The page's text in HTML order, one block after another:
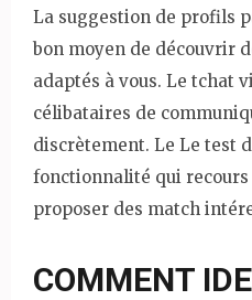
La suggestion de profils
bon moyen de découvrir
adaptés à vous. Le tchat
célibataires de
discrètement. Le Le test
fonctionnalité qui
proposer des match
COMMENT